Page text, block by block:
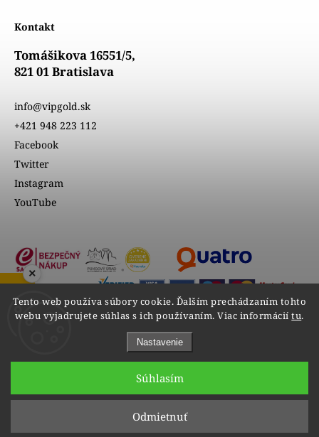
Tento web používa súbory cookie. Ďalším prechádzaním tohto
webu vyjadrujete súhlas s ich používaním. Viac informáciítu.
Nastavenie
Odmietnuť
Súhlasím
Kontakt
Tomášikova 16551/5,
821 01 Bratislava
info@vipgold.sk
+421 948 223 112
Facebook
Twitter
Instagram
YouTube
Upraviť nastavenie cookies
ZOBRAZIŤ RECENZIE
×